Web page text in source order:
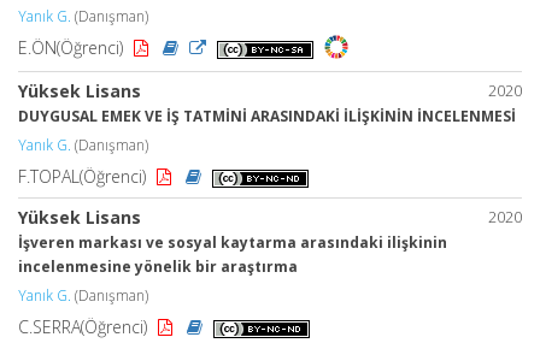
Yanık G. (Danışman)
E.ÖN(Öğrenci)
2020
Yüksek Lisans
DUYGUSAL EMEK VE İŞ TATMİNİ ARASINDAKİ İLİŞKİNİN İNCELENMESİ
Yanık G. (Danışman)
F.TOPAL(Öğrenci)
2020
Yüksek Lisans
İşveren markası ve sosyal kaytarma arasındaki ilişkinin
incelenmesine yönelik bir araştırma
Yanık G. (Danışman)
C.SERRA(Öğrenci)